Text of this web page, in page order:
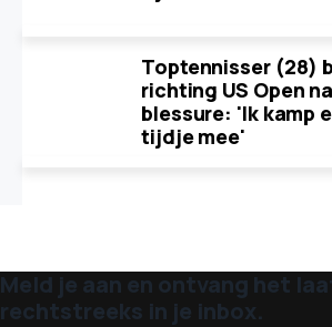
Toptennisser (28)
richting US Open
blessure: 'Ik kamp
tijdje mee'
Meld je aan en ontvang het
rechtstreeks in je inbox.